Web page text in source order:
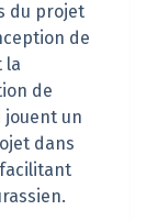
du projet
de
la
de
jouent un
dans